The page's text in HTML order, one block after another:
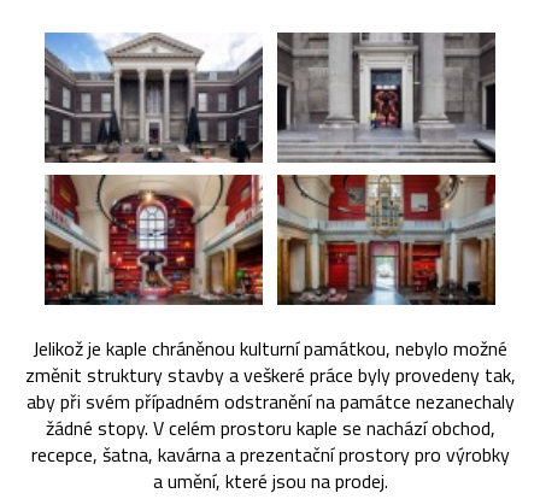
Jelikož je kaple chráněnou kulturní památkou, nebylo možné
změnit struktury stavby a veškeré práce byly provedeny tak,
aby při svém případném odstranění na památce nezanechaly
žádné stopy. V celém prostoru kaple se nachází obchod,
recepce, šatna, kavárna a prezentační prostory pro výrobky
a umění, které jsou na prodej.